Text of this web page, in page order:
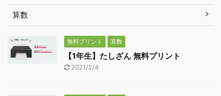
算数
無料プリント 算数
【1年生】たしざん 無料プリント
2021/2/4